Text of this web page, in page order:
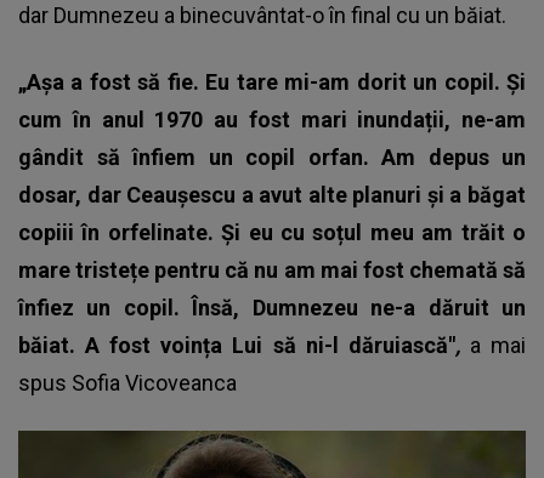
dar Dumnezeu a binecuvântat-o în final cu un băiat.
„Așa a fost să fie. Eu tare mi-am dorit un copil. Și
cum în anul 1970 au fost mari inundații, ne-am
gândit să înfiem un copil orfan. Am depus un
dosar, dar Ceaușescu a avut alte planuri și a băgat
copiii în orfelinate. Și eu cu soțul meu am trăit o
mare tristețe pentru că nu am mai fost chemată să
înfiez un copil. Însă, Dumnezeu ne-a dăruit un
băiat. A fost voința Lui să ni-l dăruiască", a mai
spus Sofia Vicoveanca